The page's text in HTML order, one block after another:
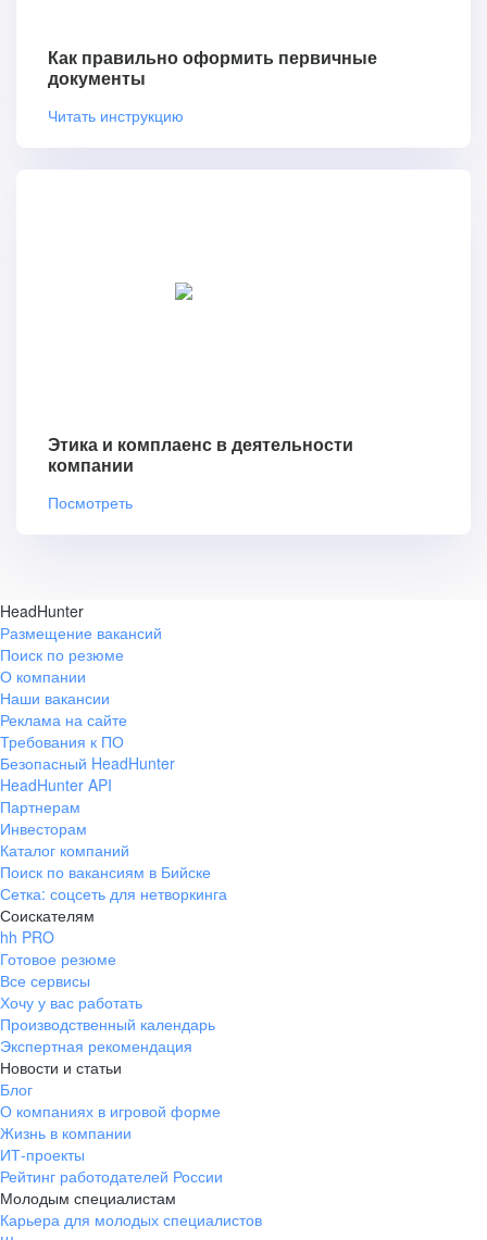
Как правильно оформить первичные
документы
Читать инструкцию
Этика и комплаенс в деятельности
компании
Посмотреть
HeadHunter
Размещение вакансий
Поиск по резюме
О компании
Наши вакансии
Реклама на сайте
Требования к ПО
Безопасный HeadHunter
HeadHunter API
Партнерам
Инвесторам
Каталог компаний
Поиск по вакансиям в Бийске
Сетка: соцсеть для нетворкинга
Соискателям
hh PRO
Готовое резюме
Все сервисы
Хочу у вас работать
Производственный календарь
Экспертная рекомендация
Новости и статьи
Блог
О компаниях в игровой форме
Жизнь в компании
ИТ-проекты
Рейтинг работодателей России
Молодым специалистам
Карьера для молодых специалистов